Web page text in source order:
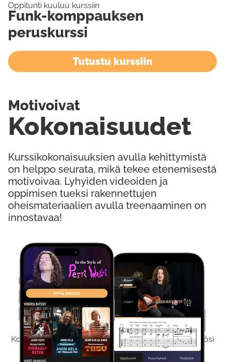
Kokeile Ilmaiseksi
Kokeilemalla ilmaiseksi saat koko sisältömme käyttöösi
viikon ajaksi.
Oppitunti kuuluu kurssiin
Funk-komppauksen
peruskurssi
Tutustu kurssiin
Kurssikokonaisuuksien avulla kehittymistä
on helppo seurata, mikä tekee etenemisestä
motivoivaa. Lyhyiden videoiden ja
oppimisen tueksi rakennettujen
oheismateriaalien avulla treenaaminen on
innostavaa!
Kokonaisuudet
Motivoivat